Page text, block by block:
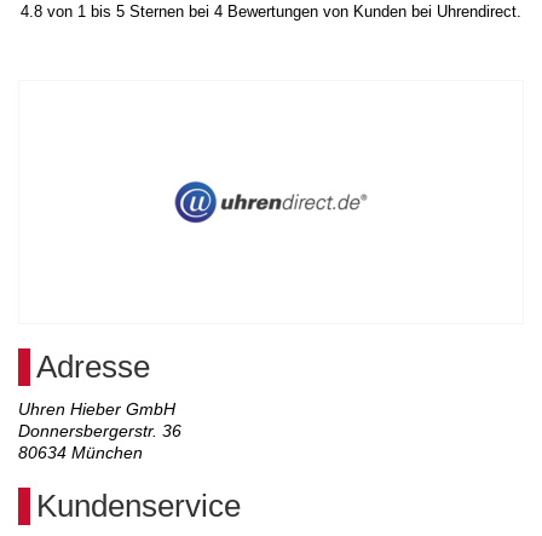
4.8 von 1 bis 5 Sternen bei 4 Bewertungen von Kunden bei Uhrendirect.
Adresse
Uhren Hieber GmbH
Donnersbergerstr. 36
80634 München
Kundenservice